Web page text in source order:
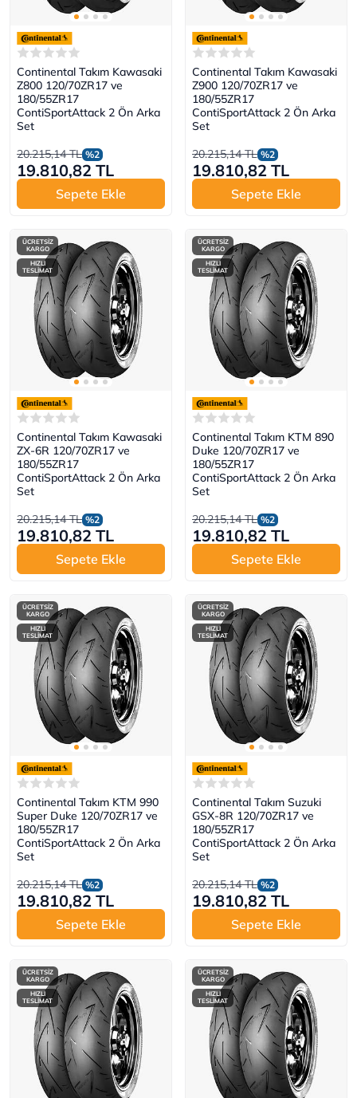
Continental Takım Kawasaki
Z800 120/70ZR17 ve
180/55ZR17
ContiSportAttack 2 Ön Arka
Set
20.215,14 TL %2
19.810,82 TL
Sepete Ekle
Continental Takım Kawasaki
Z900 120/70ZR17 ve
180/55ZR17
ContiSportAttack 2 Ön Arka
Set
20.215,14 TL %2
19.810,82 TL
Sepete Ekle
ÜCRETSİZ
KARGO
HIZLI
TESLİMAT
Continental Takım Kawasaki
ZX-6R 120/70ZR17 ve
180/55ZR17
ContiSportAttack 2 Ön Arka
Set
20.215,14 TL %2
19.810,82 TL
Sepete Ekle
ÜCRETSİZ
KARGO
HIZLI
TESLİMAT
Continental Takım KTM 890
Duke 120/70ZR17 ve
180/55ZR17
ContiSportAttack 2 Ön Arka
Set
20.215,14 TL %2
19.810,82 TL
Sepete Ekle
ÜCRETSİZ
KARGO
HIZLI
TESLİMAT
Continental Takım KTM 990
Super Duke 120/70ZR17 ve
180/55ZR17
ContiSportAttack 2 Ön Arka
Set
20.215,14 TL %2
19.810,82 TL
Sepete Ekle
ÜCRETSİZ
KARGO
HIZLI
TESLİMAT
Continental Takım Suzuki
GSX-8R 120/70ZR17 ve
180/55ZR17
ContiSportAttack 2 Ön Arka
Set
20.215,14 TL %2
19.810,82 TL
Sepete Ekle
ÜCRETSİZ
KARGO
HIZLI
TESLİMAT
ÜCRETSİZ
KARGO
HIZLI
TESLİMAT